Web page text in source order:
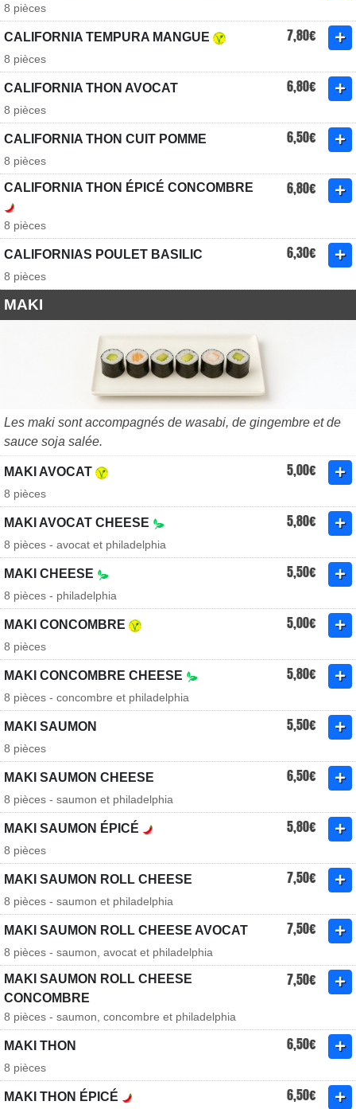
8 pièces
CALIFORNIA TEMPURA MANGUE 7,80€
8 pièces
CALIFORNIA THON AVOCAT 6,80€
8 pièces
CALIFORNIA THON CUIT POMME 6,50€
8 pièces
CALIFORNIA THON ÉPICÉ CONCOMBRE 6,80€
8 pièces
CALIFORNIAS POULET BASILIC 6,30€
8 pièces
MAKI
Les maki sont accompagnés de wasabi, de gingembre et de
sauce soja salée.
MAKI AVOCAT 5,00€
8 pièces
MAKI AVOCAT CHEESE 5,80€
8 pièces - avocat et philadelphia
MAKI CHEESE 5,50€
8 pièces - philadelphia
MAKI CONCOMBRE 5,00€
8 pièces
MAKI CONCOMBRE CHEESE 5,80€
8 pièces - concombre et philadelphia
MAKI SAUMON 5,50€
8 pièces
MAKI SAUMON CHEESE 6,50€
8 pièces - saumon et philadelphia
MAKI SAUMON ÉPICÉ 5,80€
8 pièces
MAKI SAUMON ROLL CHEESE 7,50€
8 pièces - saumon et philadelphia
MAKI SAUMON ROLL CHEESE AVOCAT 7,50€
8 pièces - saumon, avocat et philadelphia
MAKI SAUMON ROLL CHEESE
CONCOMBRE
7,50€
8 pièces - saumon, concombre et philadelphia
MAKI THON 6,50€
8 pièces
MAKI THON ÉPICÉ 6,50€